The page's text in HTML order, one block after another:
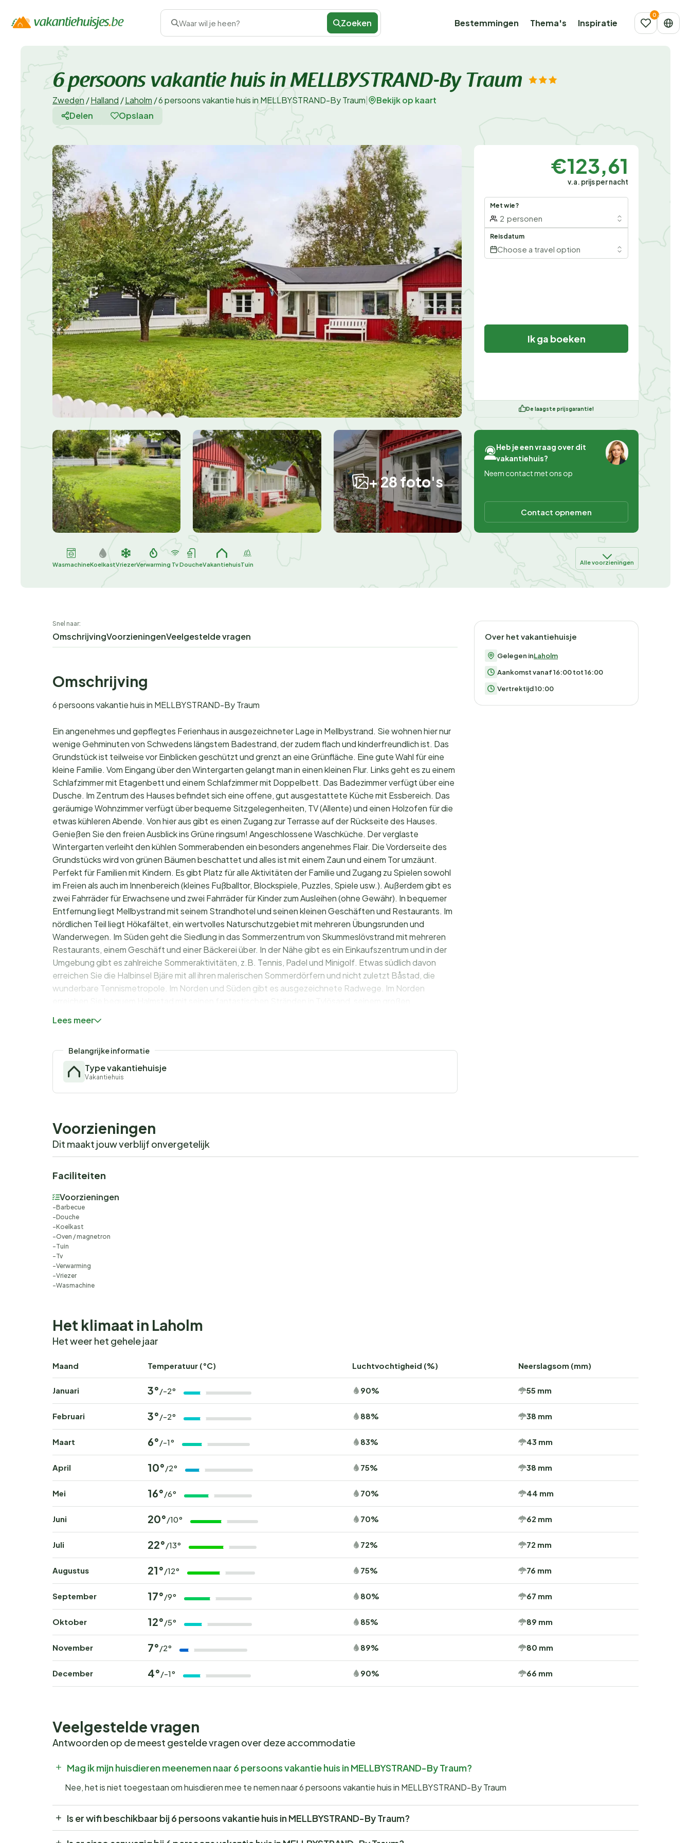
Waar wil je heen? Zoeken Bestemmingen Thema's Inspiratie
6 persoons vakantie huis in MELLBYSTRAND-By Traum
Zweden /Halland /Laholm /6 persoons vakantie huis in MELLBYSTRAND-By Traum
Bekijk op kaart
Delen
Opslaan
+ 28 foto's
€123,61
v.a. prijs per nacht
Met wie?
2 personen
Reisdatum
Choose a travel option
Ik ga boeken
De laagste prijsgarantie!
Heb je een vraag over dit
vakantiehuis?
Neem contact met ons op
Contact opnemen
WasmachineKoelkastVriezerVerwarming TvDoucheVakantiehuisTuin Alle voorzieningen
Snel naar:
OmschrijvingVoorzieningenVeelgestelde vragen
Omschrijving
6 persoons vakantie huis in MELLBYSTRAND-By Traum
Ein angenehmes und gepflegtes Ferienhaus in ausgezeichneter Lage in Mellbystrand. Sie wohnen hier nur
wenige Gehminuten von Schwedens längstem Badestrand, der zudem flach und kinderfreundlich ist. Das
Grundstück ist teilweise vor Einblicken geschützt und grenzt an eine Grünfläche. Eine gute Wahl für eine
kleine Familie. Vom Eingang über den Wintergarten gelangt man in einen kleinen Flur. Links geht es zu einem
Schlafzimmer mit Etagenbett und einem Schlafzimmer mit Doppelbett. Das Badezimmer verfügt über eine
Dusche. Im Zentrum des Hauses befindet sich eine offene, gut ausgestattete Küche mit Essbereich. Das
geräumige Wohnzimmer verfügt über bequeme Sitzgelegenheiten, TV (Allente) und einen Holzofen für die
etwas kühleren Abende. Von hier aus gibt es einen Zugang zur Terrasse auf der Rückseite des Hauses.
Genießen Sie den freien Ausblick ins Grüne ringsum! Angeschlossene Waschküche. Der verglaste
Wintergarten verleiht den kühlen Sommerabenden ein besonders angenehmes Flair. Die Vorderseite des
Grundstücks wird von grünen Bäumen beschattet und alles ist mit einem Zaun und einem Tor umzäunt.
Perfekt für Familien mit Kindern. Es gibt Platz für alle Aktivitäten der Familie und Zugang zu Spielen sowohl
im Freien als auch im Innenbereich (kleines Fußballtor, Blockspiele, Puzzles, Spiele usw.). Außerdem gibt es
zwei Fahrräder für Erwachsene und zwei Fahrräder für Kinder zum Ausleihen (ohne Gewähr). In bequemer
Entfernung liegt Mellbystrand mit seinem Strandhotel und seinen kleinen Geschäften und Restaurants. Im
nördlichen Teil liegt Hökafältet, ein wertvolles Naturschutzgebiet mit mehreren Übungsrunden und
Wanderwegen. Im Süden geht die Siedlung in das Sommerzentrum von Skummeslövstrand mit mehreren
Restaurants, einem Geschäft und einer Bäckerei über. In der Nähe gibt es ein Einkaufszentrum und in der
Umgebung gibt es zahlreiche Sommeraktivitäten, z.B. Tennis, Padel und Minigolf. Etwas südlich davon
erreichen Sie die Halbinsel Bjäre mit all ihren malerischen Sommerdörfern und nicht zuletzt Båstad, die
wunderbare Tennismetropole. Im Norden und Süden gibt es ausgezeichnete Radwege. Im Norden
wunderschönen Lage am Lagan. In Lagan gibt es eine schöne Lachsfischerei (Angelschein erforderlich). Für
Lees meer
Belangrijke informatie
Type vakantiehuisje
Vakantiehuis
Over het vakantiehuisje
Gelegen inLaholm
Aankomst vanaf 16:00 tot 16:00
Vertrektijd 10:00
Voorzieningen
Dit maakt jouw verblijf onvergetelijk
Faciliteiten
Voorzieningen
Barbecue
Douche
Koelkast
Oven / magnetron
Tuin
Tv
Verwarming
Vriezer
Wasmachine
Het klimaat in Laholm
Het weer het gehele jaar
Maand Temperatuur (°C) Luchtvochtigheid (%) Neerslagsom (mm)
Januari 3° /-2° 90% 55 mm
Februari 3° /-2° 88% 38 mm
Maart 6° /-1° 83% 43 mm
April 10° /2° 75% 38 mm
Mei 16° /6° 70% 44 mm
Juni 20° /10° 70% 62 mm
Juli 22° /13° 72% 72 mm
Augustus 21° /12° 75% 76 mm
September 17° /9° 80% 67 mm
Oktober 12° /5° 85% 89 mm
November 7° /2° 89% 80 mm
December 4° /-1° 90% 66 mm
Veelgestelde vragen
Antwoorden op de meest gestelde vragen over deze accommodatie
Mag ik mijn huisdieren meenemen naar 6 persoons vakantie huis in MELLBYSTRAND-By Traum?
Nee, het is niet toegestaan om huisdieren mee te nemen naar 6 persoons vakantie huis in MELLBYSTRAND-By Traum
Is er wifi beschikbaar bij 6 persoons vakantie huis in MELLBYSTRAND-By Traum?